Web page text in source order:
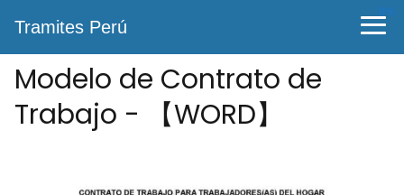
0%
Tramites Perú
Modelo de Contrato de
Trabajo - 【WORD】